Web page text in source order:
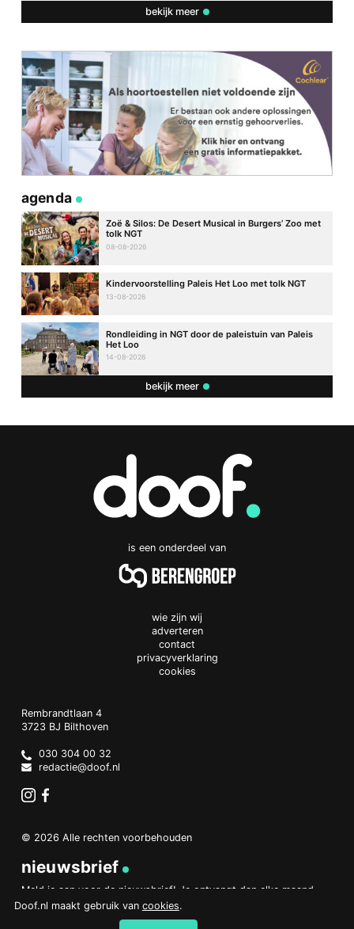
bekijk meer
agenda
Zoë & Silos: De Desert Musical in Burgers’ Zoo met
tolk NGT
08-08-2026
Kindervoorstelling Paleis Het Loo met tolk NGT
13-08-2026
Rondleiding in NGT door de paleistuin van Paleis
Het Loo
14-08-2026
bekijk meer
is een onderdeel van
wie zijn wij
adverteren
contact
privacyverklaring
cookies
Doof.nl
work
Rembrandtlaan 4
3723 BJ Bilthoven
Netherlands
030 304 00 32
redactie@doof.nl
© 2026 Alle rechten voorbehouden
nieuwsbrief
Meld je aan voor de nieuwsbrief! Je ontvangt dan elke maand
een overzicht van het belangrijkste nieuws.
aanmelden
Doof.nl maakt gebruik van cookies.